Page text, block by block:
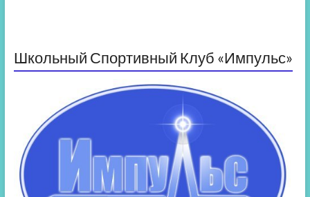
Школьный Спортивный Клуб «Импульс»